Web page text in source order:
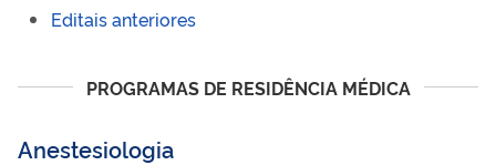
Editais anteriores
PROGRAMAS DE RESIDÊNCIA MÉDICA
Anestesiologia